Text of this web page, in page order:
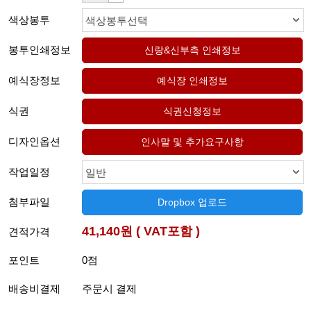
색상봉투 색상봉투선택
봉투인쇄정보
예식장정보
식권
디자인옵션
작업일정 일반
첨부파일 Dropbox 업로드
견적가격 41,140원 ( VAT포함 )
포인트 0점
배송비결제 주문시 결제